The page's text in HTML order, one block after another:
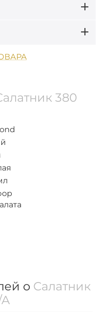
380
о Салатник